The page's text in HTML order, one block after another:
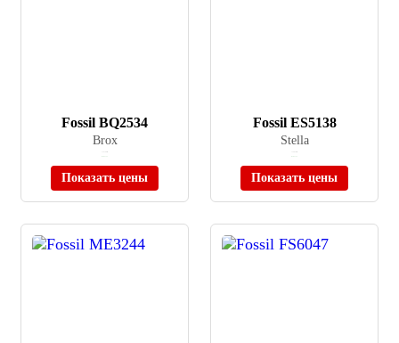
Fossil BQ2534
Brox
Показать цены
Fossil ES5138
Stella
Показать цены